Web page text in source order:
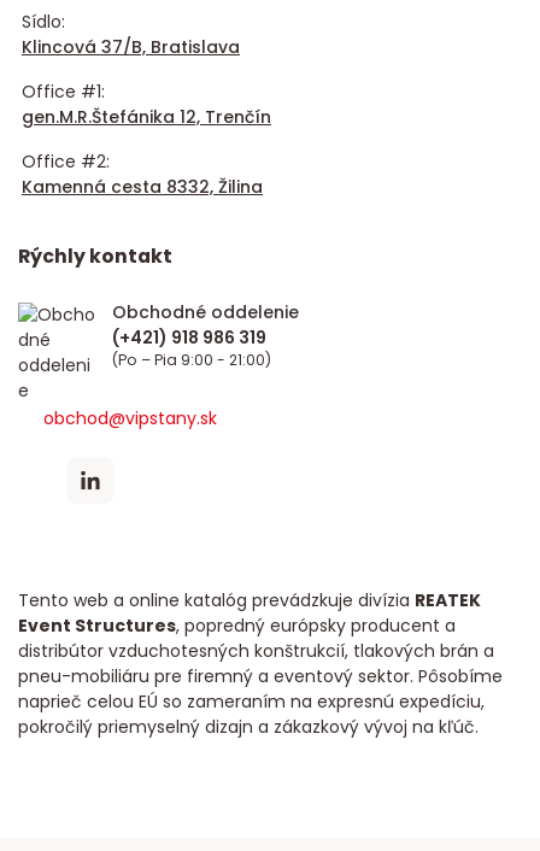
Sídlo:
Klincová 37/B, Bratislava
Office #1:
gen.M.R.Štefánika 12, Trenčín
Office #2:
Kamenná cesta 8332, Žilina
Tento web a online katalóg prevádzkuje divízia REATEK
Event Structures, popredný európsky producent a
distribútor vzduchotesných konštrukcií, tlakových brán a
pneu-mobiliáru pre firemný a eventový sektor. Pôsobíme
naprieč celou EÚ so zameraním na expresnú expedíciu,
pokročilý priemyselný dizajn a zákazkový vývoj na kľúč.
Rýchly kontakt
Obchodné oddelenie
(Po – Pia 9:00 - 21:00)
obchod@vipstany.sk